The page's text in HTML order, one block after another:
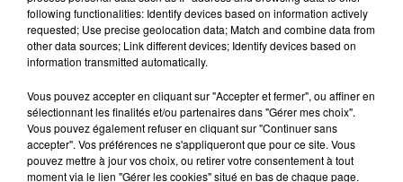
Tarif Gratuit
Samedi 8 février 2020 à partir de 13h30 à la piscine des
Remparts de Sélestat tout le monde retiendra son souffle le
temps d’une compétition d’apnée. Organisée par le club de
plongée de Sélestat avec le soutien de sponsors locaux
cette compétition régionale est sélective pour les
following functionalities: Identify devices based on information actively
requested; Use precise geolocation data; Match and combine data from
other data sources; Link different devices; Identify devices based on
information transmitted automatically.
Vous pouvez accepter en cliquant sur "Accepter et fermer", ou affiner en
sélectionnant les finalités et/ou partenaires dans "Gérer mes choix".
Vous pouvez également refuser en cliquant sur "Continuer sans
accepter". Vos préférences ne s'appliqueront que pour ce site. Vous
pouvez mettre à jour vos choix, ou retirer votre consentement à tout
moment via le lien "Gérer les cookies" situé en bas de chaque page.